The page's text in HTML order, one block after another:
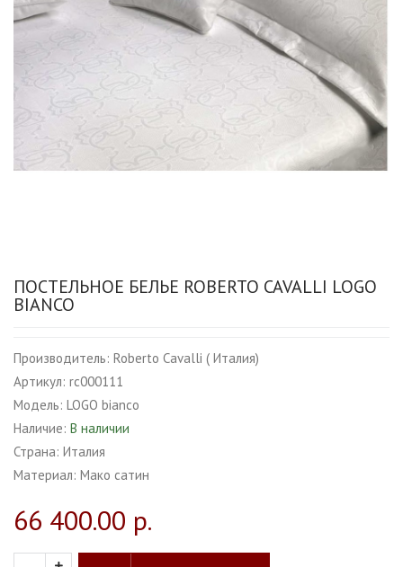
ПОСТЕЛЬНОЕ БЕЛЬЕ ROBERTO CAVALLI LOGO
BIANCO
Производитель: Roberto Cavalli ( Италия)
Артикул: rc000111
Модель: LOGO bianco
Наличие: В наличии
Страна: Италия
Материал: Мако сатин
66 400.00 р.